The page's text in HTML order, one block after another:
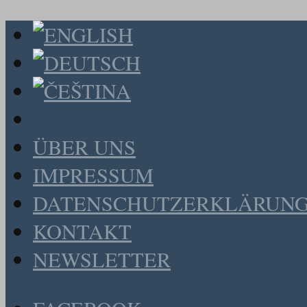
ÜBER UNS
IMPRESSUM
KONTAKT
NEWSLETTER